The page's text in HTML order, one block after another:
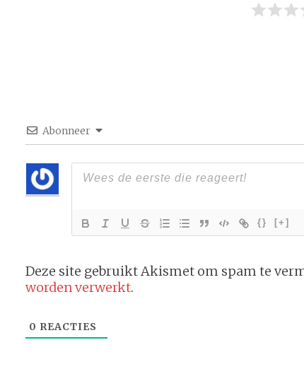
Abonneer
{} [+]
Deze site gebruikt Akismet om spam te
worden verwerkt.
0 REACTIES